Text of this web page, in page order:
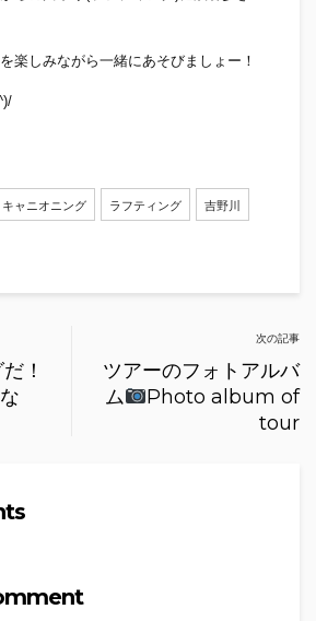
楽しみながら一緒にあそびましょー！
キャニオニング ラフティング 吉野川
！
次の記事
ツアーのフォトアルバ
ム
Photo album of
tour